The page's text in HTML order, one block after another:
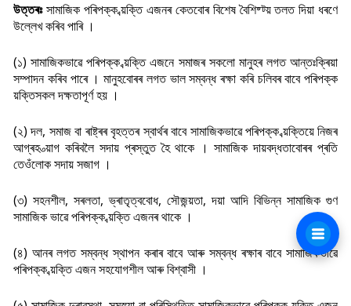
উত্তৰঃসামাজিক পৰিপক্ক ব্য়ক্তি এজনৰ কেতবোৰ বিশেষ বৈশিষ্ট্য় তলত দিয়া ধৰণে
উল্লেখ কৰিব পাৰি ।
(১) সামাজিকভাৱে পৰিপক্ক ব্য়ক্তি এজনে সমাজৰ সকলো মানুহৰ লগত আন্তঃক্ৰিয়া
সম্পাদন কৰিব পাৰে । মানুহবোৰৰ লগত ভাল সম্বন্ধ ৰক্ষা কৰি চলিবৰ বাবে পৰিপক্ক
ব্য়ক্তিসকল দক্ষতাপূৰ্ণ হয় ।
(২) দল, সমাজ বা ৰাষ্ট্ৰৰ বৃহত্তৰ স্বাৰ্থৰ বাবে সামাজিকভাৱে পৰিপক্ক ব্য়ক্তিয়ে নিজৰ
আগ্ৰহ ত্য়াগ কৰিবলৈ সদায় প্ৰস্তুত হৈ থাকে । সামাজিক দায়বদ্ধতাবোৰৰ প্ৰতি
তেওঁলোক সদায় সজাগ ।
(৩) সহনশীল, সৰলতা, ভ্ৰাতৃত্ববোধ, সৌজন্য়তা, দয়া আদি বিভিন্ন সামাজিক গুণ
সামাজিক ভাৱে পৰিপক্ক ব্য়ক্তি এজনৰ থাকে ।
(৪) আনৰ লগত সম্বন্ধ স্থাপন কৰাৰ বাবে আৰু সম্বন্ধ ৰক্ষাৰ বাবে সামাজিকভাৱে
পৰিপক্ক ব্য়ক্তি এজন সহযোগশীল আৰু বিশ্বাসী ।